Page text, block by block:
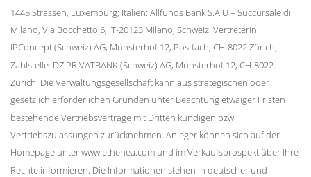
1445 Strassen, Luxemburg; Italien: Allfunds Bank S.A.U – Succursale di
Milano, Via Bocchetto 6, IT-20123 Milano; Schweiz: Vertreterin:
IPConcept (Schweiz) AG, Münsterhof 12, Postfach, CH-8022 Zürich;
Zahlstelle: DZ PRIVATBANK (Schweiz) AG, Münsterhof 12, CH-8022
Zürich. Die Verwaltungsgesellschaft kann aus strategischen oder
gesetzlich erforderlichen Gründen unter Beachtung etwaiger Fristen
bestehende Vertriebsverträge mit Dritten kündigen bzw.
Vertriebszulassungen zurücknehmen. Anleger können sich auf der
Homepage unter www.ethenea.com und im Verkaufsprospekt über Ihre
Rechte informieren. Die Informationen stehen in deutscher und